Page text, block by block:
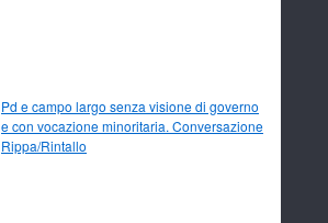
Pd e campo largo senza visione di governo
e con vocazione minoritaria. Conversazione
Rippa/Rintallo